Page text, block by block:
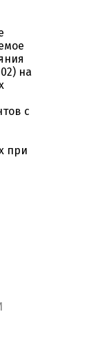
на
с
при